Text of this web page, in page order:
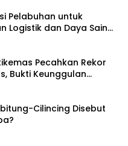
Pelabuhan untuk
Logistik dan Daya Saing
Pecahkan Rekor
Bukti Keunggulan
Cilincing Disebut